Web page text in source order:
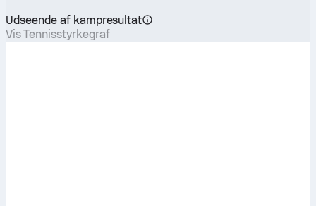
Udseende af kampresultat
Vis Tennisstyrkegraf